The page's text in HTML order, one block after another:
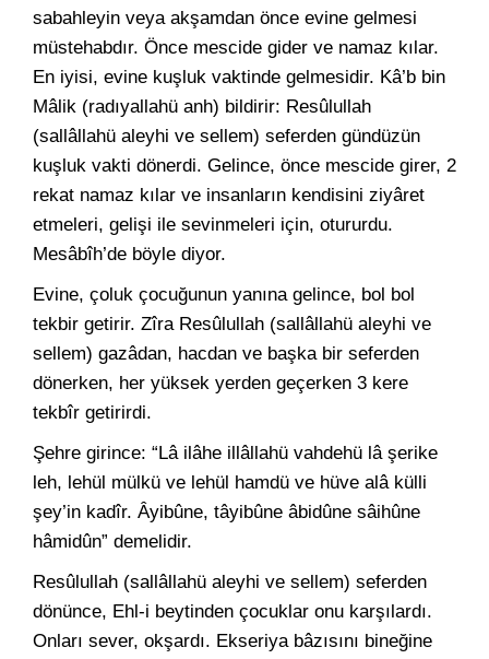
sabahleyin veya akşamdan önce evine gelmesi
müstehabdır. Önce mescide gider ve namaz kılar.
En iyisi, evine kuşluk vaktinde gelmesidir. Kâ’b bin
Mâlik (radıyallahü anh) bildirir: Resûlullah
(sallâllahü aleyhi ve sellem) seferden gündüzün
kuşluk vakti dönerdi. Gelince, önce mescide girer, 2
rekat namaz kılar ve insanların kendisini ziyâret
etmeleri, gelişi ile sevinmeleri için, otururdu.
Mesâbîh’de böyle diyor.
Evine, çoluk çocuğunun yanına gelince, bol bol
tekbir getirir. Zîra Resûlullah (sallâllahü aleyhi ve
sellem) gazâdan, hacdan ve başka bir seferden
dönerken, her yüksek yerden geçerken 3 kere
tekbîr getirirdi.
Şehre girince: “Lâ ilâhe illâllahü vahdehü lâ şerike
leh, lehül mülkü ve lehül hamdü ve hüve alâ külli
şey’in kadîr. Âyibûne, tâyibûne âbidûne sâihûne
hâmidûn” demelidir.
Resûlullah (sallâllahü aleyhi ve sellem) seferden
dönünce, Ehl-i beytinden çocuklar onu karşılardı.
Onları sever, okşardı. Ekseriya bâzısını bineğine